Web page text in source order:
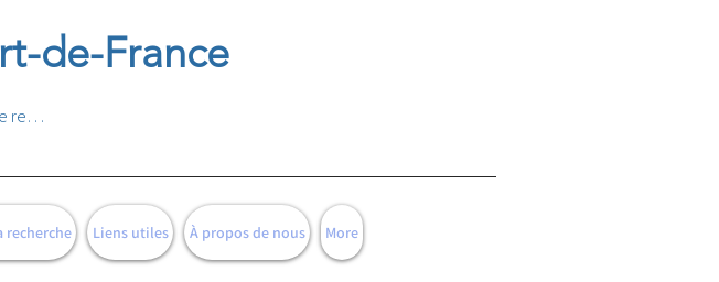
de-France
recherche Liens utiles À propos de nous More